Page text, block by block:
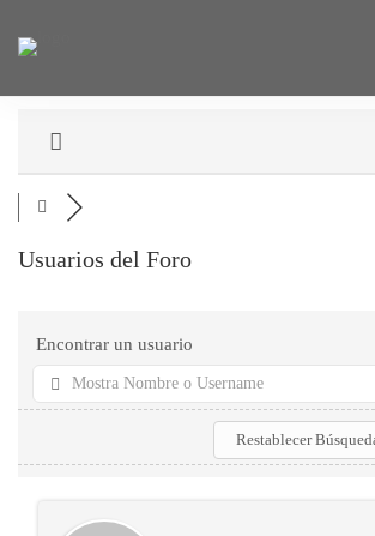
Foro
Usuarios del Foro
Encontrar un usuario